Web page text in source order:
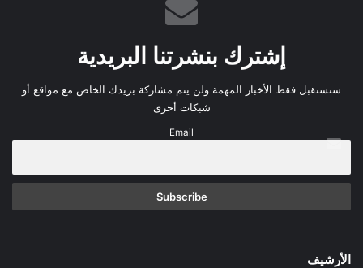
إشترك بنشرتنا البريدية
ستستقبل فقط الأخبار المهمة ولن يتم مشاركة بريدك الخاص مع مواقع أو
شبكات أخرى
Email
الأرشيف